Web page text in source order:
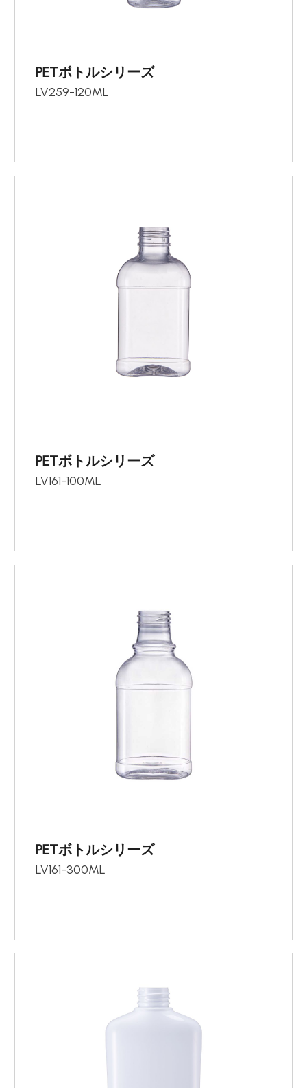
PETボトルシリーズ
LV259-120ML
PETボトルシリーズ
LV161-100ML
PETボトルシリーズ
LV161-300ML